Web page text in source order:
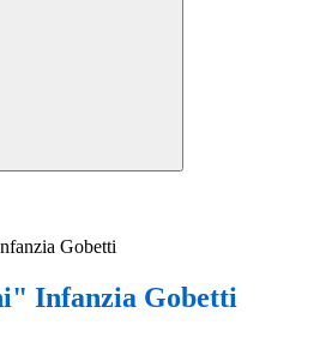
Gobetti
Infanzia Gobetti